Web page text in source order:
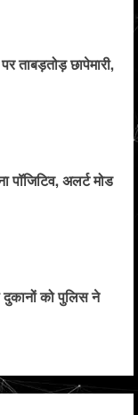
ताबड़तोड़ छापेमारी,
पॉजिटिव, अलर्ट मोड
को पुलिस ने